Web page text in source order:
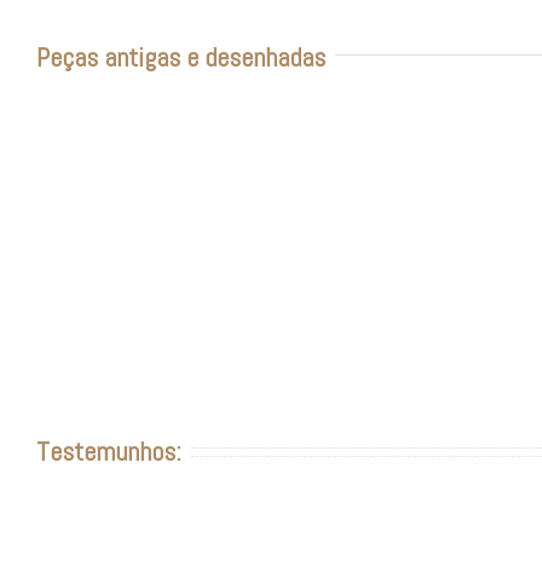
Peças antigas e desenhadas
Testemunhos: